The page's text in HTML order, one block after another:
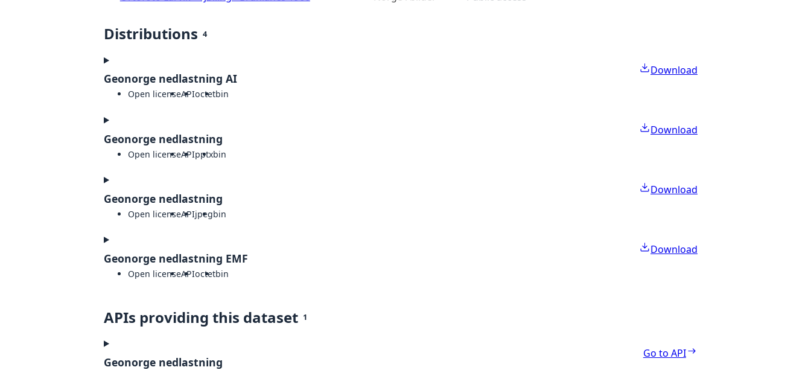
Distributions 4
Geonorge nedlastning AI
Open licenseAPIoctetbin
Download
Geonorge nedlastning
Open licenseAPIpptxbin
Download
Geonorge nedlastning
Open licenseAPIjpegbin
Download
Geonorge nedlastning EMF
Open licenseAPIoctetbin
Download
APIs providing this dataset 1
Geonorge nedlastning
Go to API